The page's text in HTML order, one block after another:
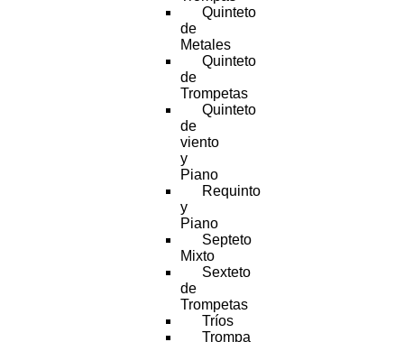
Quinteto
de
Metales
Quinteto
de
Trompetas
Quinteto
de
viento
y
Piano
Requinto
y
Piano
Septeto
Mixto
Sexteto
de
Trompetas
Tríos
Trompa